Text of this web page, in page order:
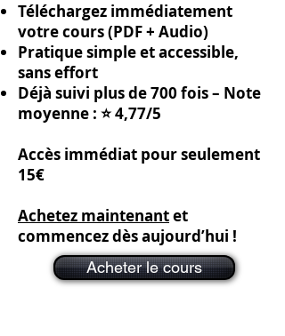
Téléchargez immédiatement
votre cours (PDF + Audio)
Pratique simple et accessible,
sans effort
Déjà suivi plus de 700 fois – Note
moyenne : ⭐ 4,77/5
Accès immédiat pour seulement
15€
Achetez maintenantet
commencez dès aujourd’hui !
Acheter le cours